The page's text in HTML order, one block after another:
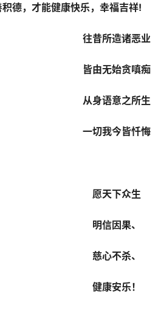
德，才能健康快乐，幸福吉祥!
往昔所造诸恶业
皆由无始贪嗔痴
从身语意之所生
一切我今皆忏悔
愿天下众生
明信因果、
慈心不杀、
健康安乐！